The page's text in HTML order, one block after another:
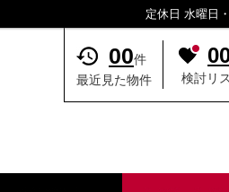
定休日 水曜日
00件
最近見た物件
検討リ